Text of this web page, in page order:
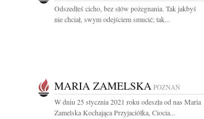
Odszedłeś cicho, bez słów pożegnania. Tak jakbyś
nie chciał, swym odejściem smucić; tak...
MARIA ZAMELSKA POZNAŃ
W dniu 25 stycznia 2021 roku odeszła od nas Maria
Zamelska Kochająca Przyjaciółka, Ciocia...